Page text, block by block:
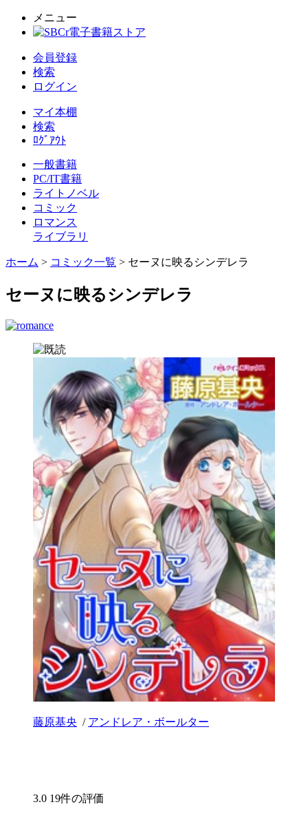
メニュー
会員登録
検索
ログイン
マイ本棚
検索
ﾛｸﾞｱｳﾄ
一般書籍
PC/IT書籍
ライトノベル
コミック
ロマンス
ライブラリ
ホーム > コミック一覧 > セーヌに映るシンデレラ
セーヌに映るシンデレラ
藤原基央 / アンドレア・ボールター
3.0 19件の評価